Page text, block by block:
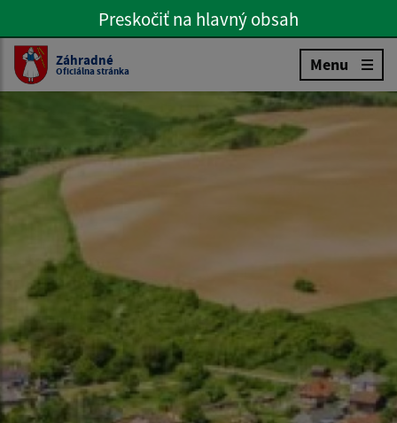
Preskočiť na hlavné menu
Preskočiť na hlavný obsah
Slovenčina
Záhradné
Oficiálna stránka Menu